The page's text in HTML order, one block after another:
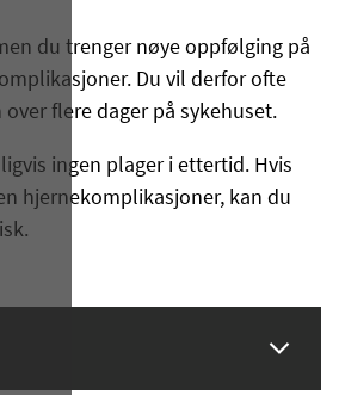
du trenger nøye oppfølging på
Du vil derfor ofte
flere dager på sykehuset.
ingen plager i ettertid. Hvis
hjernekomplikasjoner, kan du